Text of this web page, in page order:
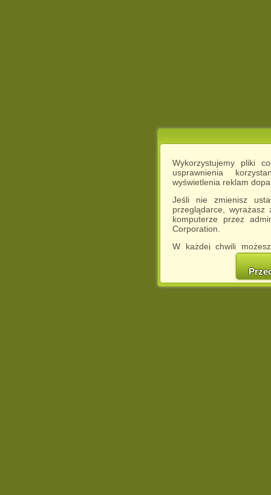
Wykorzystujemy pliki
usprawnienia
wyświetlenia reklam
Jeśli nie zmienisz
przeglądarce,
komputerze przez
Corporation.
W każdej chwili
cookies w swojej
w naszej
http://chomikuj.pl/